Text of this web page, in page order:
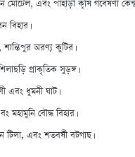
মোটেল, এবং পাহাড়ী কৃষি গবেষণা
বিহার।
শান্তিপুর অরণ্য কুটির।
প্রাকৃতিক সুড়ঙ্গ।
এবং ধুমনী ঘাট।
মহামুনি বৌদ্ধ বিহার।
এবং শতবর্ষী বটগাছ।